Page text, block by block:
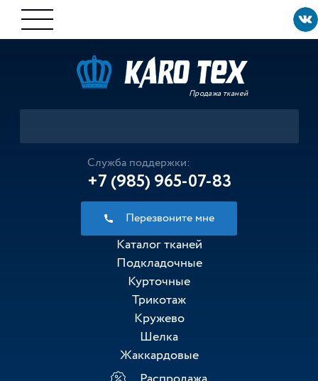
Продажа тканей
Служба поддержки:
+7 (985) 965-07-83
Перезвоните мне
Каталог тканей
Подкладочные
Курточные
Трикотаж
Кружево
Шелка
Жаккардовые